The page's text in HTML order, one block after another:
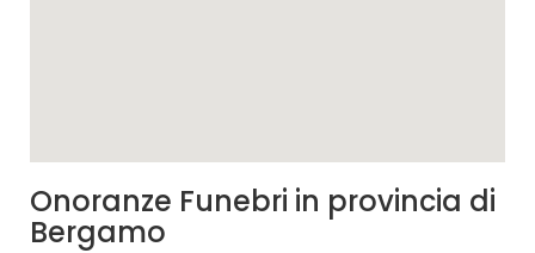
Onoranze Funebri in provincia di
Bergamo